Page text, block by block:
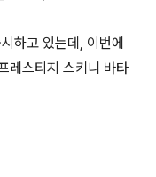
하고 있는데, 이번에
레스티지 스키니 바타